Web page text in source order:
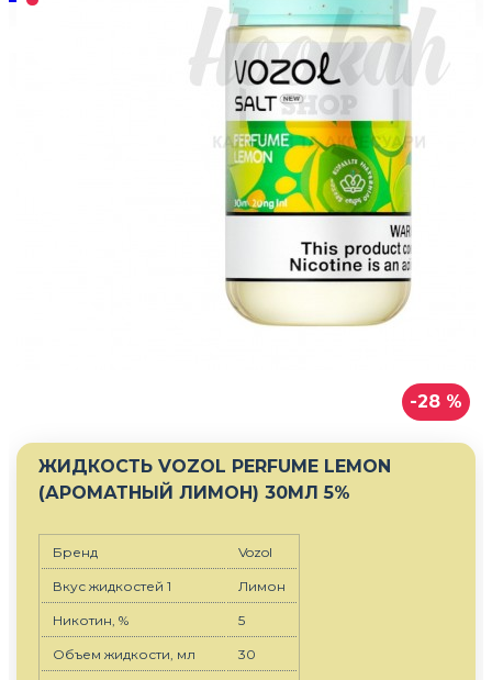
Ваша корзина пуста!
-28 %
ЖИДКОСТЬ VOZOL PERFUME LEMON
(АРОМАТНЫЙ ЛИМОН) 30МЛ 5%
Бренд Vozol
Вкус жидкостей 1 Лимон
Никотин, % 5
Объем жидкости, мл 30